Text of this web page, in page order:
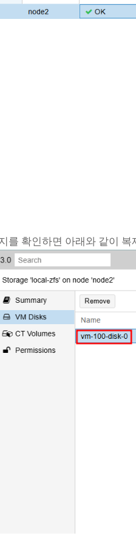
를 확인하면 아래와 같이 복